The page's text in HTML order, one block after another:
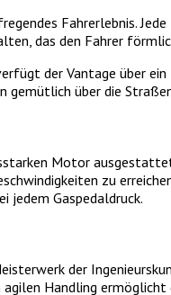
Fahrerlebnis.
das den Fahrer
der Vantage über
gemütlich über die
Motor
zu
jedem Gaspedaldruck.
der
Handling